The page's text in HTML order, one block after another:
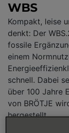
WBS
Kompakt, leise
denkt: Der
fossile
einem
schnell. Dabei
über 100 Jahre
von BRÖTJE
hergestellt.